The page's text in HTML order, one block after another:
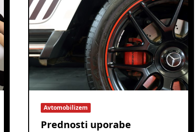
Avtomobilizem
Prednosti uporabe